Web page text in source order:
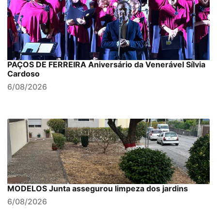
PAÇOS DE FERREIRA Aniversário da Venerável Sílvia
Cardoso
6/08/2026
MODELOS Junta assegurou limpeza dos jardins
6/08/2026